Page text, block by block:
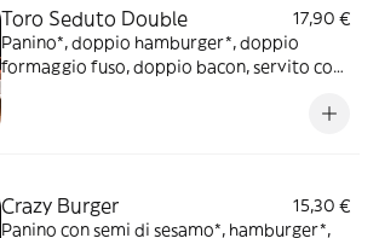
Toro Seduto Double
17,90 €
Panino*, doppio hamburger*, doppio
formaggio fuso, doppio bacon, servito con
Crazy Burger
15,30 €
Panino con semi di sesamo*, hamburger*,